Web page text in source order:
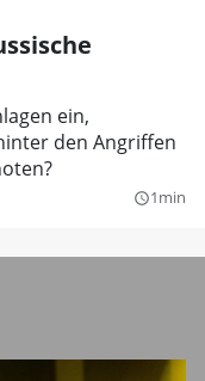
ein,
den Angriffen
query_builder1min